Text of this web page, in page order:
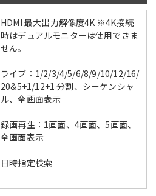
HDMI 最大出力解像度4K ※4K接続
時はデュアルモニターは使用できま
せん。
ライブ：1/2/3/4/5/6/8/9/10/12/16/
20&5+1/12+1 分割、シーケンシャ
ル、全画面表示
録画再生：1画面、4画面、5画面、
全画面表示
日時指定検索